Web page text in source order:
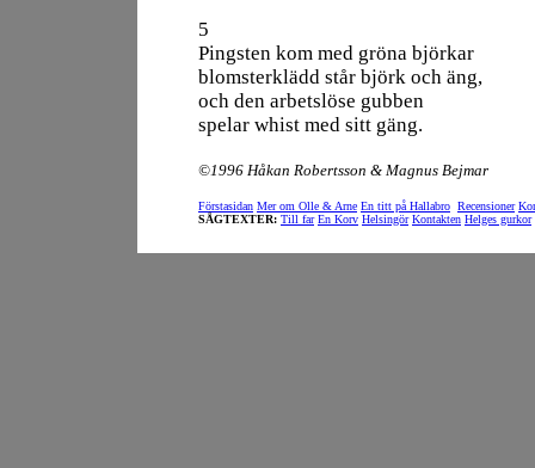
5
Pingsten kom med gröna björkar
blomsterklädd står björk och äng,
och den arbetslöse gubben
spelar whist med sitt gäng.
©1996 Håkan Robertsson & Magnus Bejmar
Förstasidan Mer om Olle & Arne En titt på Hallabro Recensioner
SÅGTEXTER: Till far En Korv Helsingör Kontakten Helges gurkor